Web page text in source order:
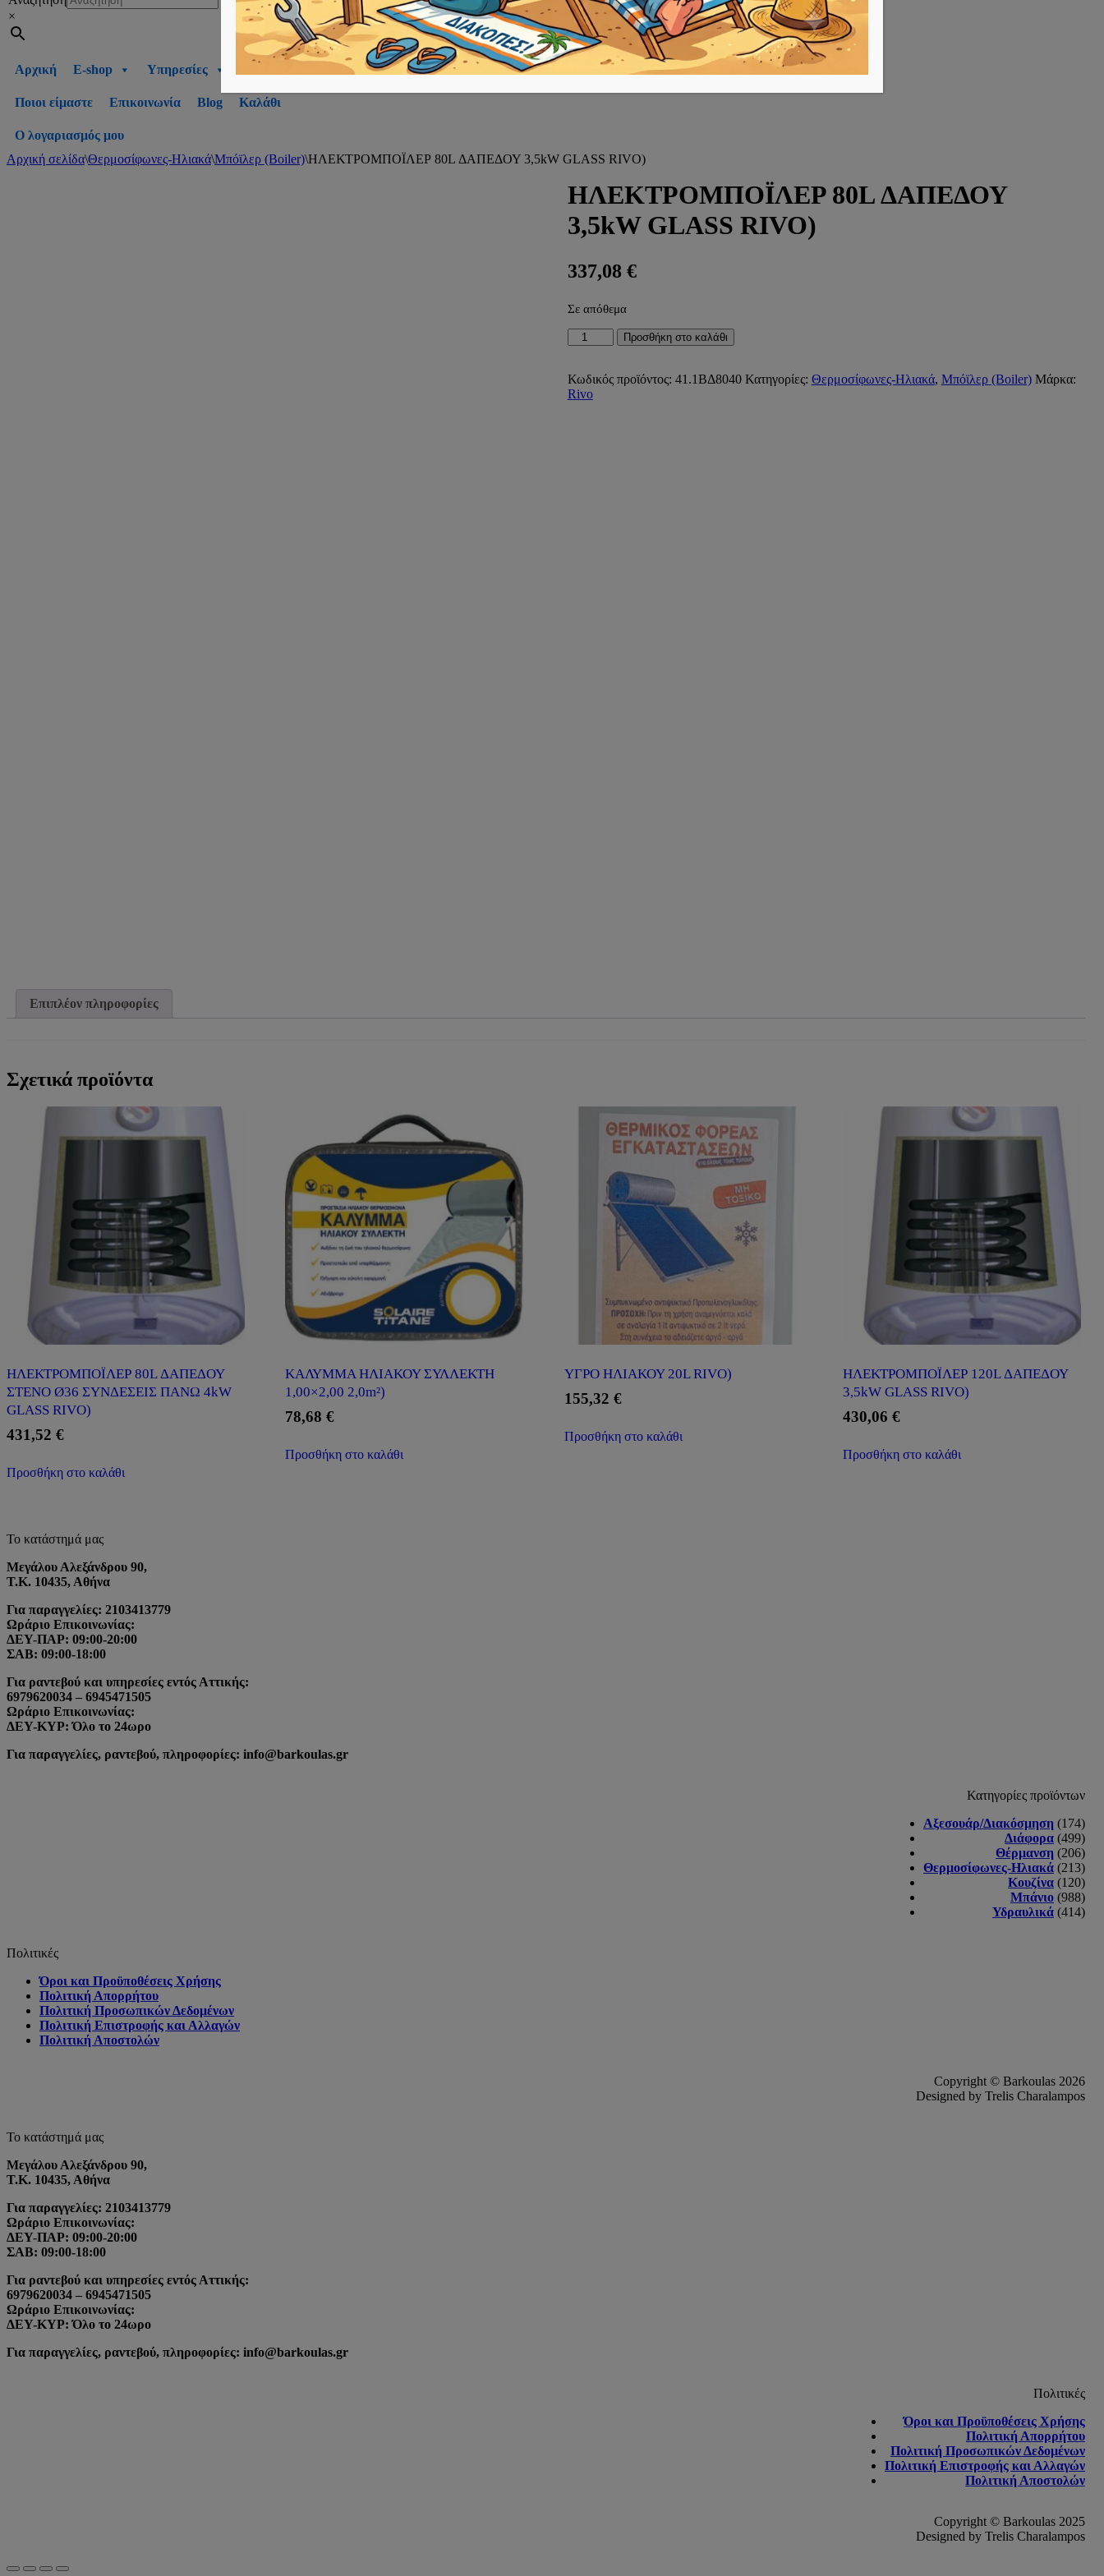
×
Αρχική E-shop Υπηρεσίες
Ποιοι είμαστε Επικοινωνία Blog Καλάθι
Ο λογαριασμός μου
Αρχική σελίδα\Θερμοσίφωνες-Ηλιακά\Μπόϊλερ (Boiler)\ΗΛΕΚΤΡΟΜΠΟΪΛΕΡ 80L ΔΑΠΕΔΟΥ 3,5kW GLASS RIVO)
ΗΛΕΚΤΡΟΜΠΟΪΛΕΡ 80L ΔΑΠΕΔΟΥ
3,5kW GLASS RIVO)
337,08 €
Σε απόθεμα
ΗΛΕΚΤΡΟΜΠΟΪΛΕΡ
80L
3,5kW
GLASS
Προσθήκη στο καλάθι
Κωδικός προϊόντος: 41.1ΒΔ8040 Κατηγορίες: Θερμοσίφωνες-Ηλιακά, Μπόϊλερ (Boiler) Μάρκα:
Rivo
Επιπλέον πληροφορίες
Σχετικά προϊόντα
ΗΛΕΚΤΡΟΜΠΟΪΛΕΡ 80L ΔΑΠΕΔΟΥ
ΣΤΕΝΟ Ø36 ΣΥΝΔΕΣΕΙΣ ΠΑΝΩ 4kW
GLASS RIVO)
431,52 €
Προσθήκη στο καλάθι
ΚΑΛΥΜΜΑ ΗΛΙΑΚΟΥ ΣΥΛΛΕΚΤΗ
1,00×2,00 2,0m²)
78,68€
Προσθήκη στο καλάθι
ΥΓΡΟ ΗΛΙΑΚΟΥ 20L RIVO)
155,32 €
Προσθήκη στο καλάθι
ΗΛΕΚΤΡΟΜΠΟΪΛΕΡ 120L ΔΑΠΕΔΟΥ
3,5kW GLASS RIVO)
430,06€
Προσθήκη στο καλάθι
Το κατάστημά μας
Μεγάλου Αλεξάνδρου 90,
Τ.Κ. 10435, Αθήνα
Για παραγγελίες: 2103413779
Ωράριο Επικοινωνίας:
ΔΕΥ-ΠΑΡ: 09:00-20:00
ΣΑΒ: 09:00-18:00
Για ραντεβού και υπηρεσίες εντός Αττικής:
6979620034 – 6945471505
Ωράριο Επικοινωνίας:
ΔΕΥ-ΚΥΡ: Όλο το 24ωρο
Για παραγγελίες, ραντεβού, πληροφορίες: info@barkoulas.gr
Κατηγορίες προϊόντων
Αξεσουάρ/Διακόσμηση (174)
Διάφορα (499)
Θέρμανση (206)
Θερμοσίφωνες-Ηλιακά (213)
Κουζίνα (120)
Μπάνιο (988)
Υδραυλικά (414)
Πολιτικές
Όροι και Προϋποθέσεις Χρήσης
Πολιτική Απορρήτου
Πολιτική Προσωπικών Δεδομένων
Πολιτική Επιστροφής και Αλλαγών
Πολιτική Αποστολών
Copyright © Barkoulas 2026
Designed by Trelis Charalampos
Το κατάστημά μας
Μεγάλου Αλεξάνδρου 90,
Τ.Κ. 10435, Αθήνα
Για παραγγελίες: 2103413779
Ωράριο Επικοινωνίας:
ΔΕΥ-ΠΑΡ: 09:00-20:00
ΣΑΒ: 09:00-18:00
Για ραντεβού και υπηρεσίες εντός Αττικής:
6979620034 – 6945471505
Ωράριο Επικοινωνίας:
ΔΕΥ-ΚΥΡ: Όλο το 24ωρο
Για παραγγελίες, ραντεβού, πληροφορίες: info@barkoulas.gr
Πολιτικές
Όροι και Προϋποθέσεις Χρήσης
Πολιτική Απορρήτου
Πολιτική Προσωπικών Δεδομένων
Πολιτική Επιστροφής και Αλλαγών
Πολιτική Αποστολών
Copyright © Barkoulas 2025
Designed by Trelis Charalampos